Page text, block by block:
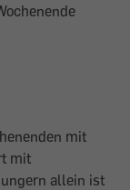
mit
mit
allein ist